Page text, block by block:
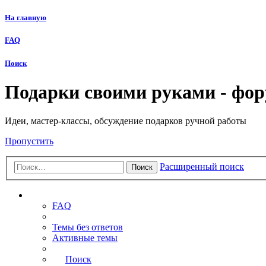
На главную
FAQ
Поиск
Подарки своими руками -
Идеи, мастер-классы, обсуждение подарков ручной работы
Пропустить
Поиск Расширенный поиск
FAQ
Темы без ответов
Активные темы
Поиск